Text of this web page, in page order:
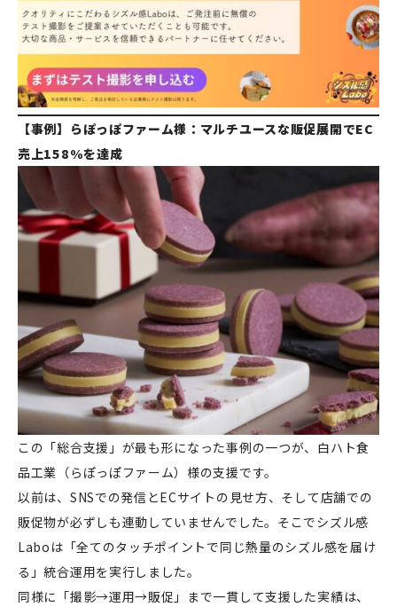
【事例】らぽっぽファーム様：マルチユースな販促展開でEC
売上158%を達成
この「総合支援」が最も形になった事例の一つが、白ハト食
品工業（らぽっぽファーム）様の支援です。
以前は、SNSでの発信とECサイトの見せ方、そして店舗での
販促物が必ずしも連動していませんでした。そこでシズル感
Laboは「全てのタッチポイントで同じ熱量のシズル感を届け
る」統合運用を実行しました。
同様に「撮影→運用→販促」まで一貫して支援した実績は、